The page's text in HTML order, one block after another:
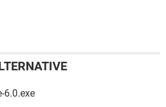
6.0.exe